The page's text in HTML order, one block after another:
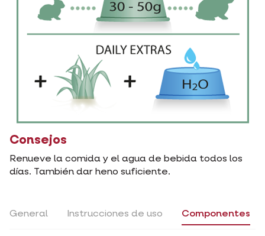
Consejos
Renueve la comida y el agua de bebida todos los
días. También dar heno suficiente.
General Instrucciones de uso Componentes